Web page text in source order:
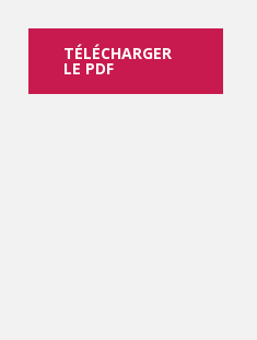
TÉLÉCHARGER
LE PDF